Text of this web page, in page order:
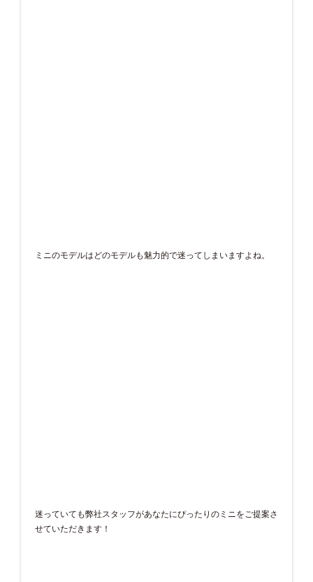
ミニのモデルはどのモデルも魅力的で迷ってしまいますよね。
迷っていても弊社スタッフがあなたにぴったりのミニをご提案さ
せていただきます！